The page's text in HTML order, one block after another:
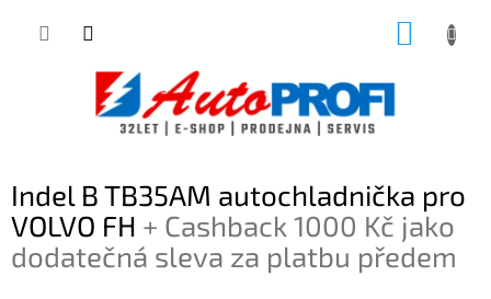
Indel B TB35AM autochladnička pro
VOLVO FH + Cashback 1000 Kč jako
dodatečná sleva za platbu předem